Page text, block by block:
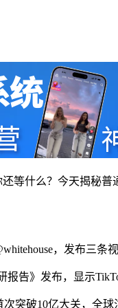
等什么？今天揭秘普
，发布三条
报告》发布，显示
突破10亿大关，全球